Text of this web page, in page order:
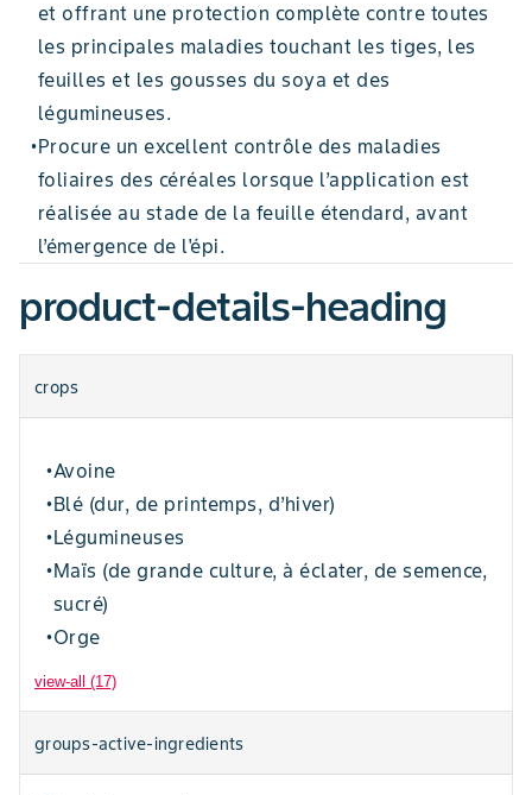
et offrant une protection complète contre toutes
les principales maladies touchant les tiges, les
feuilles et les gousses du soya et des
légumineuses.
•Procure un excellent contrôle des maladies
foliaires des céréales lorsque l’application est
réalisée au stade de la feuille étendard, avant
l’émergence de l'épi.
product-details-heading
crops
•Avoine
•Blé (dur, de printemps, d’hiver)
•Légumineuses
•Maïs (de grande culture, à éclater, de semence,
sucré)
•Orge
view-all (17)
groups-active-ingredients